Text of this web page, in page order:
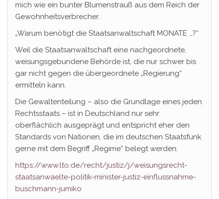
mich wie ein bunter Blumenstrauß aus dem Reich der
Gewohnheitsverbrecher.
„Warum benötigt die Staatsanwaltschaft MONATE …?“
Weil die Staatsanwaltschaft eine nachgeordnete,
weisungsgebundene Behörde ist, die nur schwer bis
gar nicht gegen die übergeordnete „Regierung“
ermitteln kann.
Die Gewaltenteilung – also die Grundlage eines jeden
Rechtsstaats – ist in Deutschland nur sehr
oberflächlich ausgeprägt und entspricht eher den
Standards von Nationen, die im deutschen Staatsfunk
gerne mit dem Begriff „Regime“ belegt werden.
https://www.lto.de/recht/justiz/j/weisungsrecht-
staatsanwaelte-politik-minister-justiz-einflussnahme-
buschmann-jumiko